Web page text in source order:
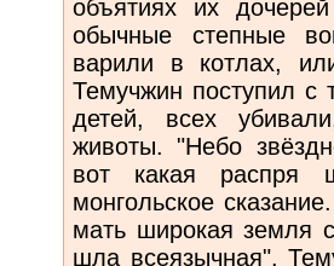
объятиях их
обычные степные
варили в котлах,
Темучжин поступил
детей, всех
животы. "Небо
вот какая распря
монгольское
мать широкая земля
шла всеязычная".